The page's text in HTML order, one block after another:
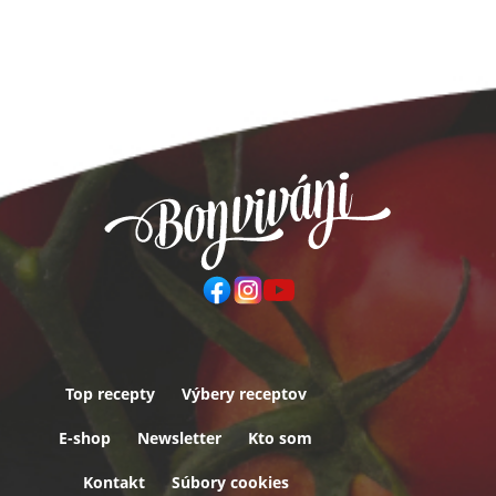
Päta
Top recepty Výbery receptov
E-shop Newsletter Kto som
Kontakt Súbory cookies